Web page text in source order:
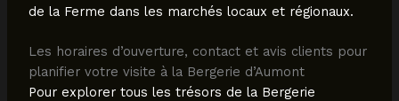
de la Ferme dans les marchés locaux et régionaux.
Les horaires d’ouverture, contact et avis clients pour
planifier votre visite à la Bergerie d’Aumont
Pour explorer tous les trésors de la Bergerie